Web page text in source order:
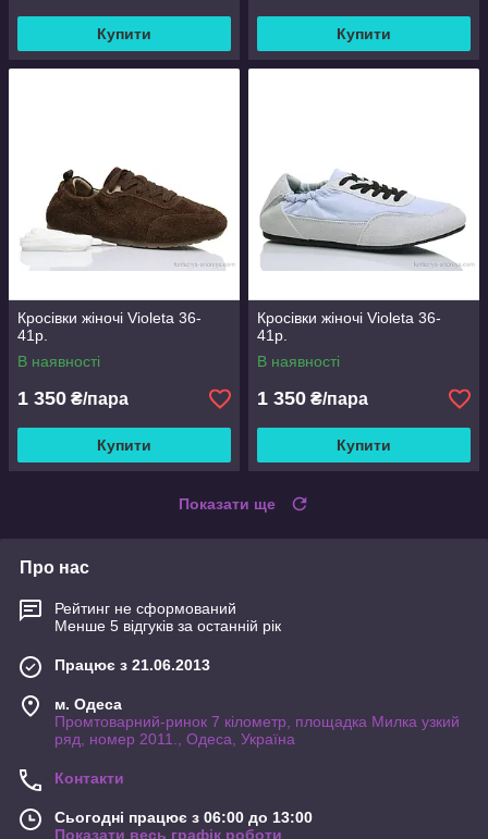
Купити Купити
Кросівки жіночі Violeta 36-
41р.
В наявності
1 350 ₴/пара
Купити
Кросівки жіночі Violeta 36-
41р.
В наявності
1 350 ₴/пара
Купити
Показати ще
Про нас
Рейтинг не сформований
Менше 5 відгуків за останній рік
Працює з 21.06.2013
м. Одеса
Промтоварний-ринок 7 кілометр, площадка Милка узкий
ряд, номер 2011., Одеса, Україна
Контакти
Сьогодні працює з 06:00 до 13:00
Показати весь графік роботи